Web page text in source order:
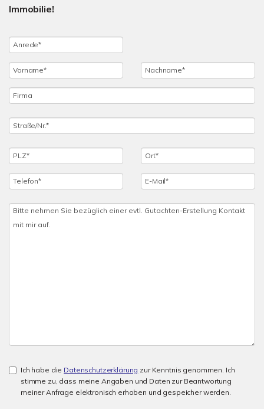
Immobilie!
Ich habe die Datenschutzerklärung zur Kenntnis genommen. Ich
stimme zu, dass meine Angaben und Daten zur Beantwortung
meiner Anfrage elektronisch erhoben und gespeicher werden.